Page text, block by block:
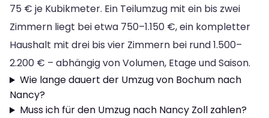
75 € je Kubikmeter. Ein Teilumzug mit ein bis zwei
Zimmern liegt bei etwa 750–1.150 €, ein kompletter
Haushalt mit drei bis vier Zimmern bei rund 1.500–
2.200 € – abhängig von Volumen, Etage und Saison.
Wie lange dauert der Umzug von Bochum nach
Nancy?
Muss ich für den Umzug nach Nancy Zoll zahlen?